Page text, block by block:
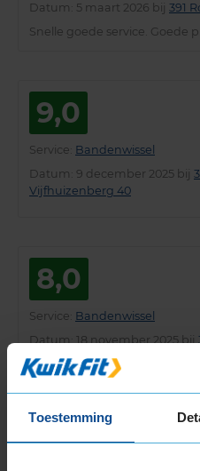
Toestemming
Datum : 5 maart 2026 bij 391
Snelle goede service. Goede
9,0
Service Bandenwissel
Datum : 9 december 2025 bij
Vijfhuizenberg 40
8,0
Service Bandenwissel
Datum: 18 november 2025 bij
Vijfhuizenberg 40
9,0